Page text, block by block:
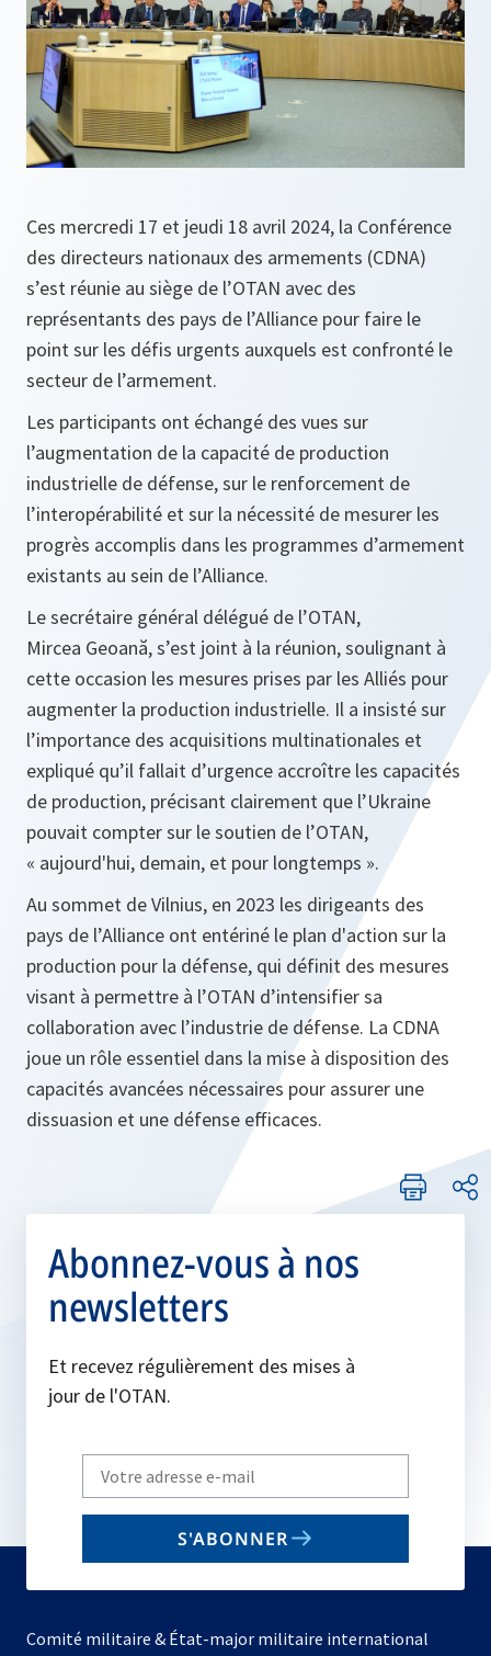
Ces mercredi 17 et jeudi 18 avril 2024, la Conférence
des directeurs nationaux des armements (CDNA)
s’est réunie au siège de l’OTAN avec des
représentants des pays de l’Alliance pour faire le
point sur les défis urgents auxquels est confronté le
secteur de l’armement.
Les participants ont échangé des vues sur
l’augmentation de la capacité de production
industrielle de défense, sur le renforcement de
l’interopérabilité et sur la nécessité de mesurer les
progrès accomplis dans les programmes d’armement
existants au sein de l’Alliance.
Le secrétaire général délégué de l’OTAN,
Mircea Geoană, s’est joint à la réunion, soulignant à
cette occasion les mesures prises par les Alliés pour
augmenter la production industrielle. Il a insisté sur
l’importance des acquisitions multinationales et
expliqué qu’il fallait d’urgence accroître les capacités
de production, précisant clairement que l’Ukraine
pouvait compter sur le soutien de l’OTAN,
« aujourd'hui, demain, et pour longtemps ».
Au sommet de Vilnius, en 2023 les dirigeants des
pays de l’Alliance ont entériné le plan d'action sur la
production pour la défense, qui définit des mesures
visant à permettre à l’OTAN d’intensifier sa
collaboration avec l’industrie de défense. La CDNA
joue un rôle essentiel dans la mise à disposition des
capacités avancées nécessaires pour assurer une
dissuasion et une défense efficaces.
Abonnez-vous à nos
newsletters
Et recevez régulièrement des mises à
jour de l'OTAN.
Write
your
email
S'ABONNER
Comité militaire & État-major militaire international